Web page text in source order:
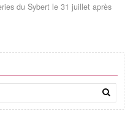
du Sybert le 31 juillet après